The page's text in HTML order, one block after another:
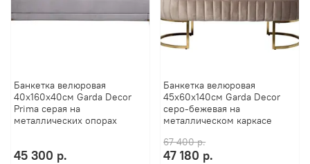
Банкетка велюровая
40x160x40см Garda Decor
Prima серая на
металлическиx опораx
45 300 р.
Банкетка велюровая
45x60x140см Garda Decor
серо-бежевая на
металлическом каркасе
67 400 р.
47 180 р.